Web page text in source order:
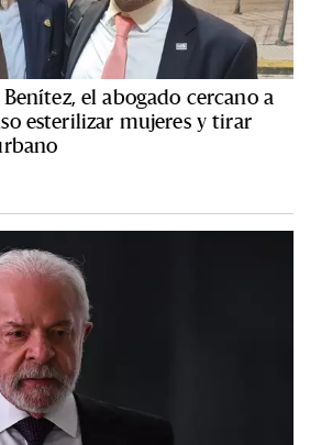
el abogado cercano a
esterilizar mujeres y tirar